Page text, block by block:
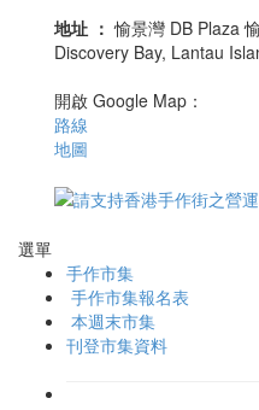
地址 ： 愉景灣 DB Plaza
Discovery Bay, Lantau
開啟 Google Map：
路線
地圖
選單
手作市集
手作市集報名表
本週末市集
刊登市集資料